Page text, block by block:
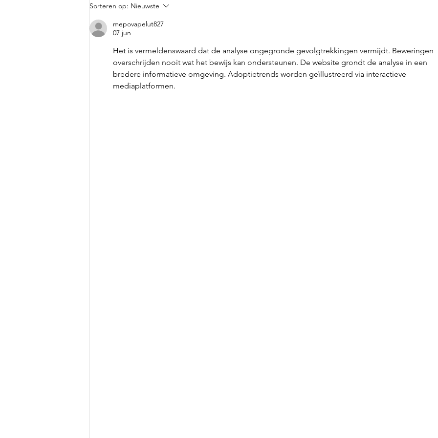
Zwanger na het gebruik
van Inofolic®: dit is ons
verhaal
Sorteren op: Nieuwste
mepovapelut827
07 jun
Het is vermeldenswaard dat de analyse ongegronde gevolgtrekkingen vermijdt. Beweringen
overschrijden nooit wat het bewijs kan ondersteunen. De website grondt de analyse in een
bredere informatieve omgeving. Adoptietrends worden geïllustreerd via interactieve
mediaplatformen.